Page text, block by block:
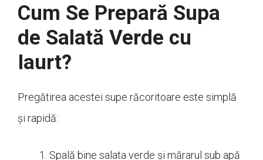
Cum Se Prepară Supa
de Salată Verde cu
Iaurt?
Pregătirea acestei supe răcoritoare este simplă
și rapidă:
Spală bine salata verde și mărarul sub apă